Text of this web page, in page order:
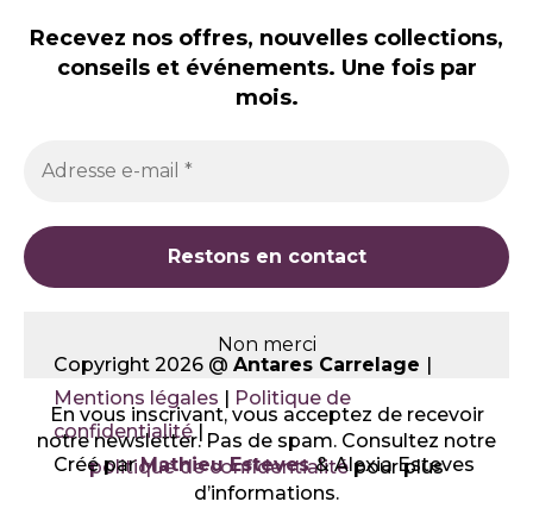
Recevez nos offres, nouvelles collections,
conseils et événements. Une fois par
mois.
Non merci
En vous inscrivant, vous acceptez de recevoir
notre newsletter. Pas de spam. Consultez notre
politique de confidentialitépour plus
d’informations.
Copyright 2026 @ Antares Carrelage |
Mentions légales | Politique de
confidentialité|
Créé parMathieu Esteves& Alexia Esteves